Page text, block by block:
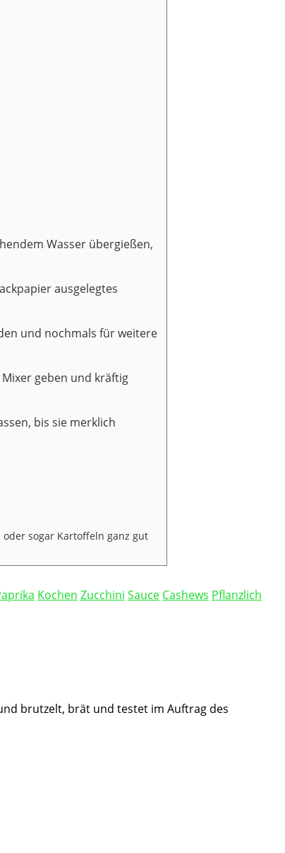
Wasser übergießen,
ausgelegtes
und nochmals für weitere
geben und kräftig
bis sie merklich
sogar Kartoffeln ganz gut
Kochen Zucchini Sauce Cashews Pflanzlich
brutzelt, brät und testet im Auftrag des